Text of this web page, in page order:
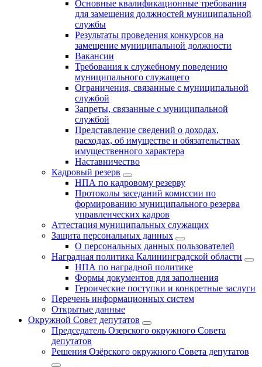
Основные квалификационные требования
для замещения должностей муниципальной
службы
Результаты проведения конкурсов на
замещение муниципальной должности
Вакансии
Требования к служебному поведению
муниципального служащего
Ограничения, связанные с муниципальной
службой
Запреты, связанные с муниципальной
службой
Представление сведений о доходах,
расходах, об имуществе и обязательствах
имущественного характера
Наставничество
Кадровый резерв
НПА по кадровому резерву
Протоколы заседаний комиссии по
формированию муниципального резерва
управленческих кадров
Аттестация муниципальных служащих
Защита персональных данных
О персональных данных пользователей
Наградная политика Калининградской области
НПА по наградной политике
Формы документов для заполнения
Героические поступки и конкретные заслуги
Перечень информационных систем
Открытые данные
Окружной Совет депутатов
Председатель Озерского окружного Совета
депутатов
Решения Озёрского окружного Совета депутатов